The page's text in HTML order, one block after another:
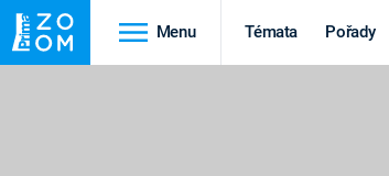
Menu Témata Pořady